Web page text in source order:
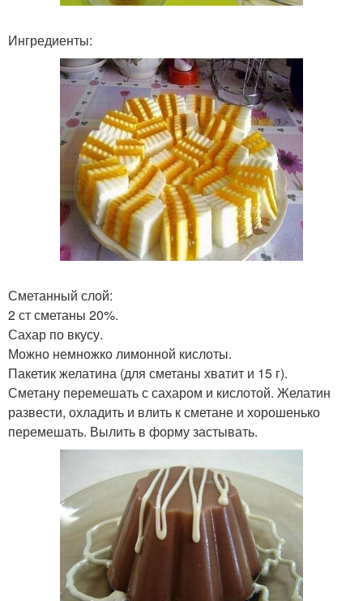
Ингредиенты:
Сметанный слой:
2 ст сметаны 20%.
Сахар по вкусу.
Можно немножко лимонной кислоты.
Пакетик желатина (для сметаны хватит и 15 г).
Сметану перемешать с сахаром и кислотой. Желатин
развести, охладить и влить к сметане и хорошенько
перемешать. Вылить в форму застывать.